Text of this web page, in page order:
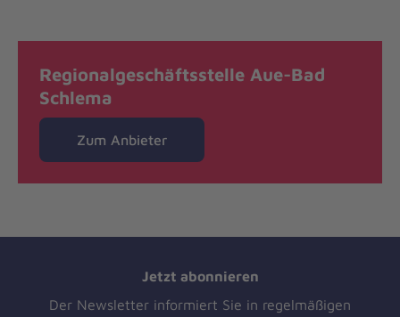
Regionalgeschäftsstelle Aue-Bad
Schlema
Zum Anbieter
Jetzt abonnieren
Der Newsletter informiert Sie in regelmäßigen